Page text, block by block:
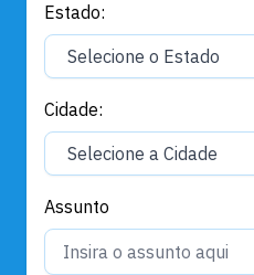
Estado:
Cidade:
Assunto